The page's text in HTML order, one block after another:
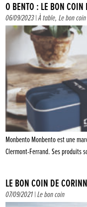
Ô BENTO : LE BON COIN
06/09/2023 |À table,Le bon coin
Monbento Monbento est une
Clermont-Ferrand. Ses produits
LE BON COIN DE
07/09/2021 |Le bon coin